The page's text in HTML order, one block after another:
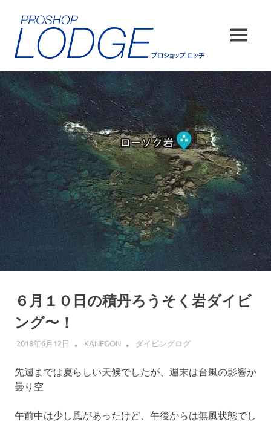
へ
ス
キ
ッ
プ
MENU
６月１０日の積丹ろうそく岩ダイビ
ング〜！
2018年6月12日 KANEGON ダイビングログ
先週までは夏らしい天候でしたが、週末は台風の影響か
曇り空
午前中は少し風があったけど、午後からは無風状態でし